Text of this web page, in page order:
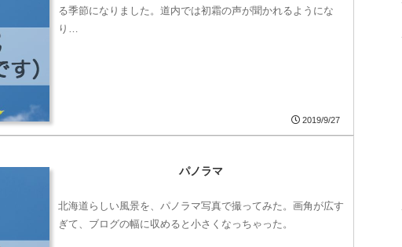
る季節になりました。道内では初霜の声が聞かれるようにな
り…
2019/9/27
パノラマ
北海道らしい風景を、パノラマ写真で撮ってみた。画角が広す
ぎて、ブログの幅に収めると小さくなっちゃった。